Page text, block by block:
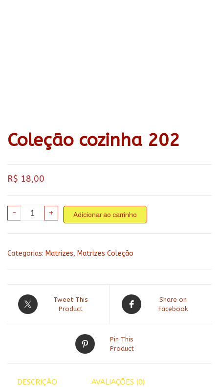
Coleção cozinha 202
R$ 18,00
-
Coleção
cozinha
+ Adicionar ao carrinho
Categorias: Matrizes, Matrizes Coleção
Tweet This
Product
Share on
Facebook
Pin This
Product
DESCRIÇÃO AVALIAÇÕES (0)